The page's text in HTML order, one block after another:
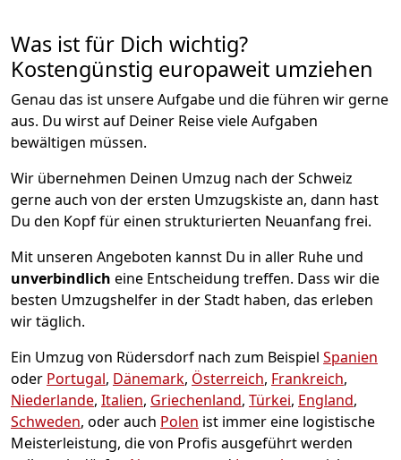
Was ist für Dich wichtig?
Kostengünstig europaweit umziehen
Genau das ist unsere Aufgabe und die führen wir gerne
aus. Du wirst auf Deiner Reise viele Aufgaben
bewältigen müssen.
Wir übernehmen Deinen Umzug nach der Schweiz
gerne auch von der ersten Umzugskiste an, dann hast
Du den Kopf für einen strukturierten Neuanfang frei.
Mit unseren Angeboten kannst Du in aller Ruhe und
unverbindlich eine Entscheidung treffen. Dass wir die
besten Umzugshelfer in der Stadt haben, das erleben
wir täglich.
Ein Umzug von Rüdersdorf nach zum Beispiel Spanien
oder Portugal, Dänemark, Österreich, Frankreich,
Niederlande, Italien, Griechenland, Türkei, England,
Schweden, oder auch Polen ist immer eine logistische
Meisterleistung, die von Profis ausgeführt werden